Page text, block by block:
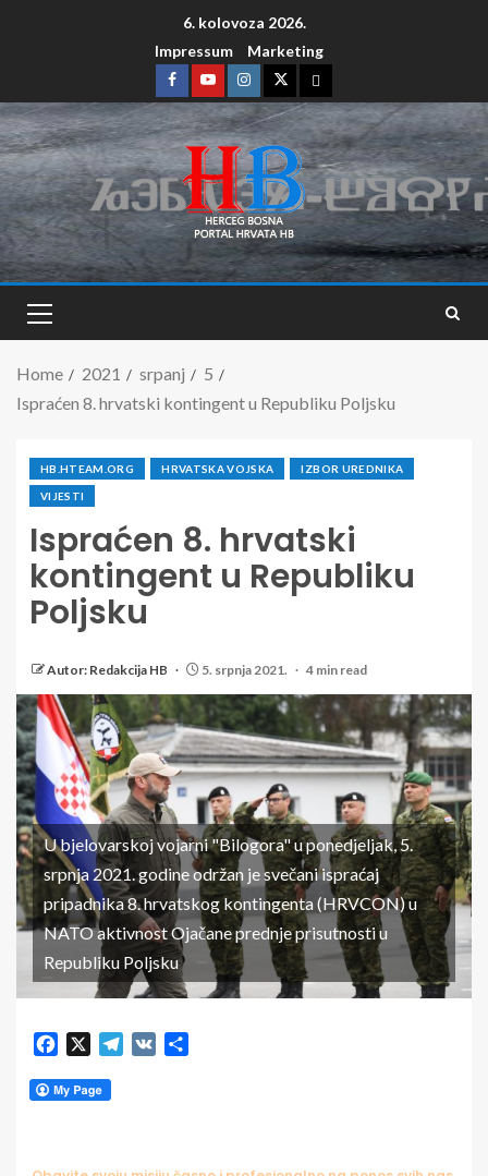
6. kolovoza 2026.
Impressum
Marketing
Home 2021 srpanj
5
Ispraćen 8. hrvatski kontingent u Republiku Poljsku
HB.HTEAM.ORG HRVATSKA VOJSKA IZBOR UREDNIKA
VIJESTI
Ispraćen 8. hrvatski
kontingent u Republiku
Poljsku
Autor: Redakcija HB 5. srpnja 2021. 4 min read
U bjelovarskoj vojarni "Bilogora" u ponedjeljak, 5.
srpnja 2021. godine održan je svečani ispraćaj
pripadnika 8. hrvatskog kontingenta (HRVCON) u
NATO aktivnost Ojačane prednje prisutnosti u
Republiku Poljsku
Facebook Telegram
VK